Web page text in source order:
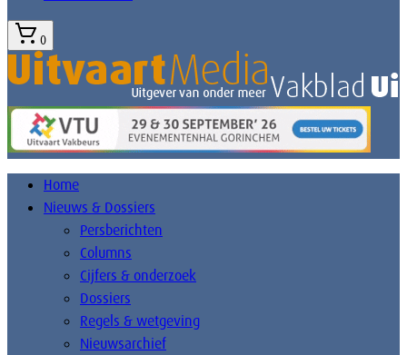
0
Home
Nieuws & Dossiers
Persberichten
Columns
Cijfers & onderzoek
Dossiers
Regels & wetgeving
Nieuwsarchief